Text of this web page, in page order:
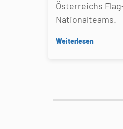
Österreichs
Nationalteams.
Weiterlesen